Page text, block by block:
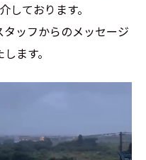
しております。
ッフからのメッセージ
ます。